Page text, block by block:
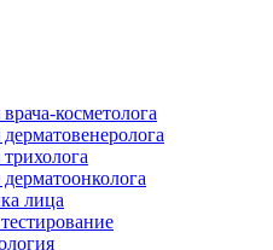
косметолога
лица